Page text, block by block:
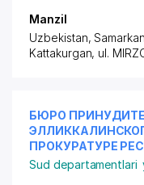
Manzil
Uzbekistan,
Kattakurgan, ul.
БЮРО
ПРОКУРАТУРЕ
Sud departamentlari